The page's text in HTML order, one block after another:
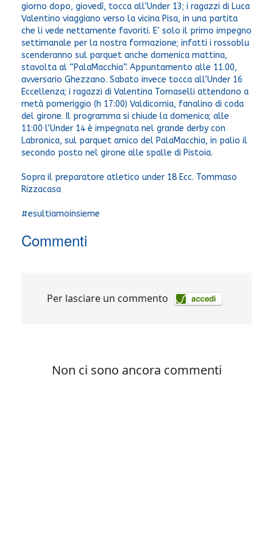
giorno dopo, giovedì, tocca all’Under 13; i ragazzi di Luca
Valentino viaggiano verso la vicina Pisa, in una partita
che li vede nettamente favoriti. E’ solo il primo impegno
settimanale per la nostra formazione; infatti i rossoblu
scenderanno sul parquet anche domenica mattina,
stavolta al “PalaMacchia”. Appuntamento alle 11.00,
avversario Ghezzano. Sabato invece tocca all’Under 16
Eccellenza; i ragazzi di Valentina Tomaselli attendono a
metà pomeriggio (h 17:00) Valdicornia, fanalino di coda
del girone. Il programma si chiude la domenica; alle
11:00 l’Under 14 è impegnata nel grande derby con
Labronica, sul parquet amico del PalaMacchia, in palio il
secondo posto nel girone alle spalle di Pistoia.
Sopra il preparatore atletico under 18 Ecc. Tommaso
Rizzacasa
#esultiamoinsieme
Commenti